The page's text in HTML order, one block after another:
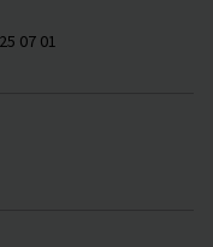
07 01